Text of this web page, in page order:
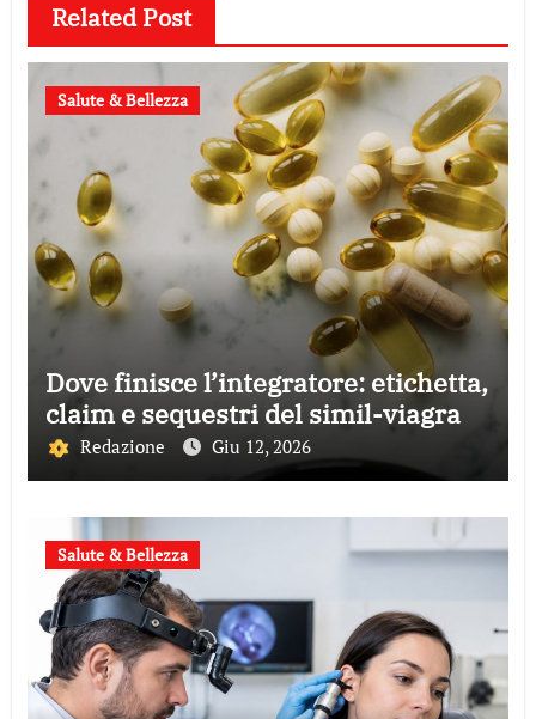
Related Post
Salute & Bellezza
Dove finisce l’integratore: etichetta,
claim e sequestri del simil-viagra
Redazione Giu 12, 2026
Salute & Bellezza